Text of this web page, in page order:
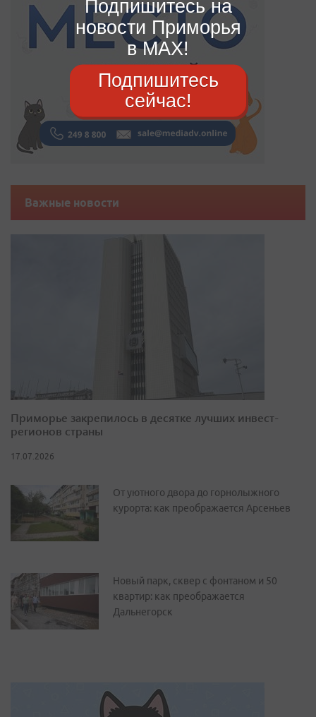
Важные новости
Приморье закрепилось в десятке лучших инвест-
регионов страны
17.07.2026
От уютного двора до горнолыжного
курорта: как преображается Арсеньев
Новый парк, сквер с фонтаном и 50
квартир: как преображается
Дальнегорск
Подпишитесь на
новости Приморья
в MAX!
Подпишитесь
сейчас!